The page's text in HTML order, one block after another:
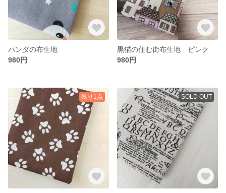
パンダの布生地
980円
黒猫の住む街布生地 ピンク
980円
残り1点 SOLD OUT